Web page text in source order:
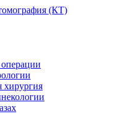
(КТ)
хирургия